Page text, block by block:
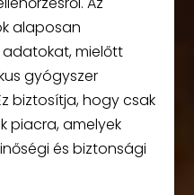
alaposan
adatokat, mielőtt
gyógyszer
biztosítja, hogy csak
piacra, amelyek
és biztonsági